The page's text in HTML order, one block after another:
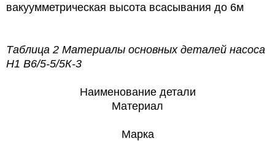
вакуумметрическая высота всасывания до 6м
Таблица 2 Материалы основных деталей насоса
Н1 В6/5-5/5К-3
Наименование детали
Материал
Марка